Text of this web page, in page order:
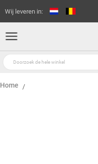
Wij leveren in:
Home